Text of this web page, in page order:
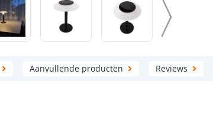
Aanvullende producten Reviews